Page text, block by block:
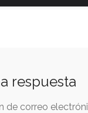
respuesta
de correo